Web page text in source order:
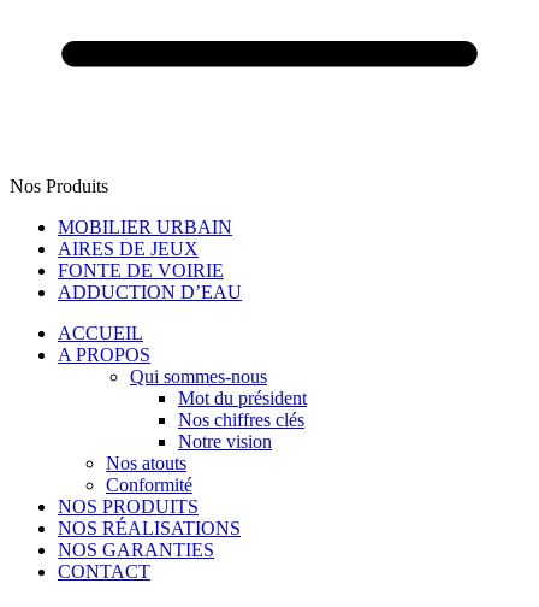
Nos Produits
MOBILIER URBAIN
AIRES DE JEUX
FONTE DE VOIRIE
ADDUCTION D’EAU
ACCUEIL
A PROPOS
Qui sommes-nous
Mot du président
Nos chiffres clés
Notre vision
Nos atouts
Conformité
NOS PRODUITS
NOS RÉALISATIONS
NOS GARANTIES
CONTACT